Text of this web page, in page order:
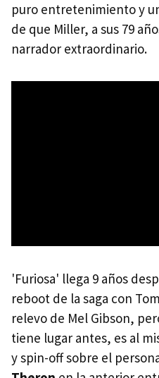
puro entretenimiento y
de que Miller, a sus 79
narrador extraordinario.
'Furiosa' llega 9 años
reboot de la saga con
relevo de Mel Gibson,
tiene lugar antes, es al
y spin-off sobre el